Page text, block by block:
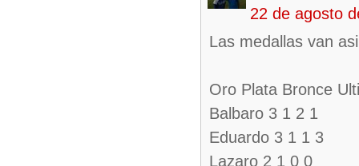
22 de agosto
Las medallas van asi
Oro Plata Bronce
Balbaro 3 1 2 1
Eduardo 3 1 1 3
Lazaro 2 1 0 0